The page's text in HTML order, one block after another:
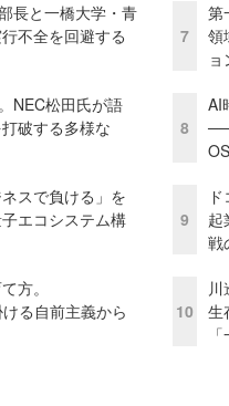
長と一橋大学・青
不全を回避する
NEC松田氏が語
破する多様な
スで負ける」を
エコシステム構
方。
ける自前主義から
7
第
領
8
AI
9
起
戦
10
生